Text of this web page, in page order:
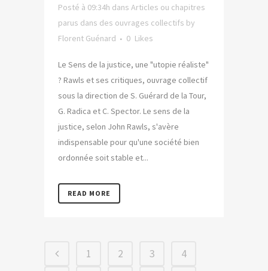
Posté à 09:34h dans Articles ou chapitres
parus dans des ouvrages collectifs by
Florent Guénard
0 Likes
Le Sens de la justice, une "utopie réaliste"
? Rawls et ses critiques, ouvrage collectif
sous la direction de S. Guérard de la Tour,
G. Radica et C. Spector. Le sens de la
justice, selon John Rawls, s'avère
indispensable pour qu'une société bien
ordonnée soit stable et...
READ MORE
1 2 3
4